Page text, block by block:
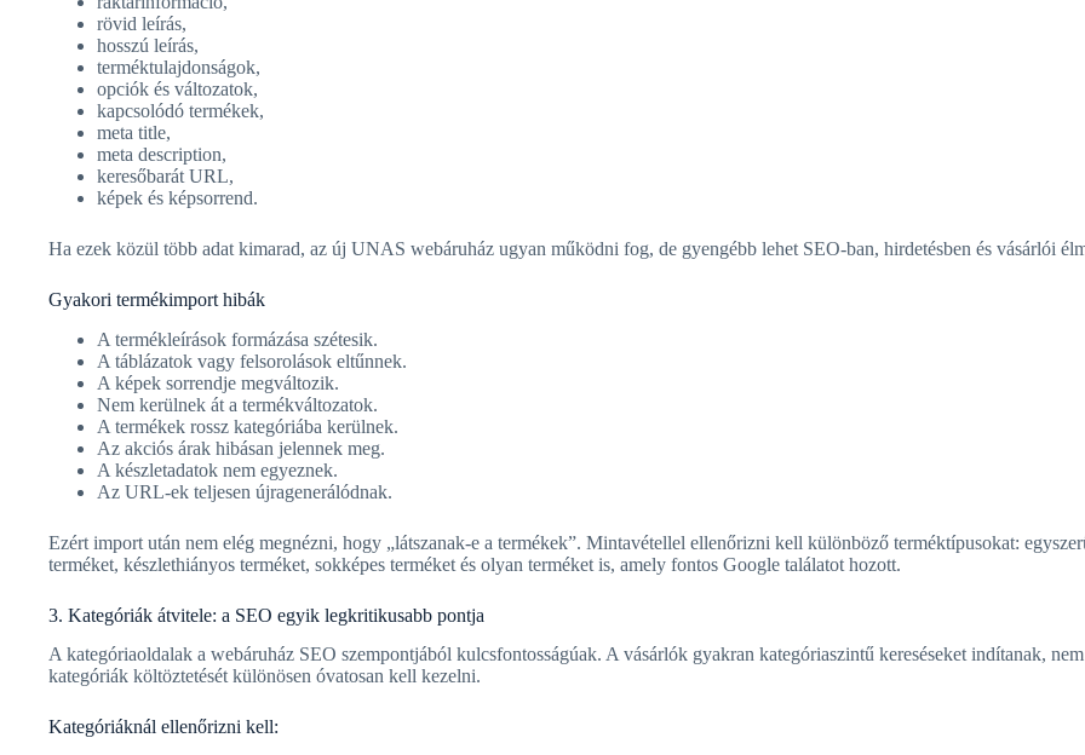
rövid leírás,
hosszú leírás,
terméktulajdonságok,
opciók és változatok,
kapcsolódó termékek,
meta title,
meta description,
keresőbarát URL,
képek és képsorrend.
Ha ezek közül több adat kimarad, az új UNAS webáruház ugyan működni fog, de gyengébb lehet SEO-ban, hirdetésben és vásárlói
Gyakori termékimport hibák
A termékleírások formázása szétesik.
A táblázatok vagy felsorolások eltűnnek.
A képek sorrendje megváltozik.
Nem kerülnek át a termékváltozatok.
A termékek rossz kategóriába kerülnek.
Az akciós árak hibásan jelennek meg.
A készletadatok nem egyeznek.
Az URL-ek teljesen újragenerálódnak.
Ezért import után nem elég megnézni, hogy „látszanak-e a termékek”. Mintavétellel ellenőrizni kell különböző terméktípusokat:
terméket, készlethiányos terméket, sokképes terméket és olyan terméket is, amely fontos Google találatot hozott.
3. Kategóriák átvitele: a SEO egyik legkritikusabb pontja
A kategóriaoldalak a webáruház SEO szempontjából kulcsfontosságúak. A vásárlók gyakran kategóriaszintű kereséseket indítanak,
kategóriák költöztetését különösen óvatosan kell kezelni.
Kategóriáknál ellenőrizni kell: